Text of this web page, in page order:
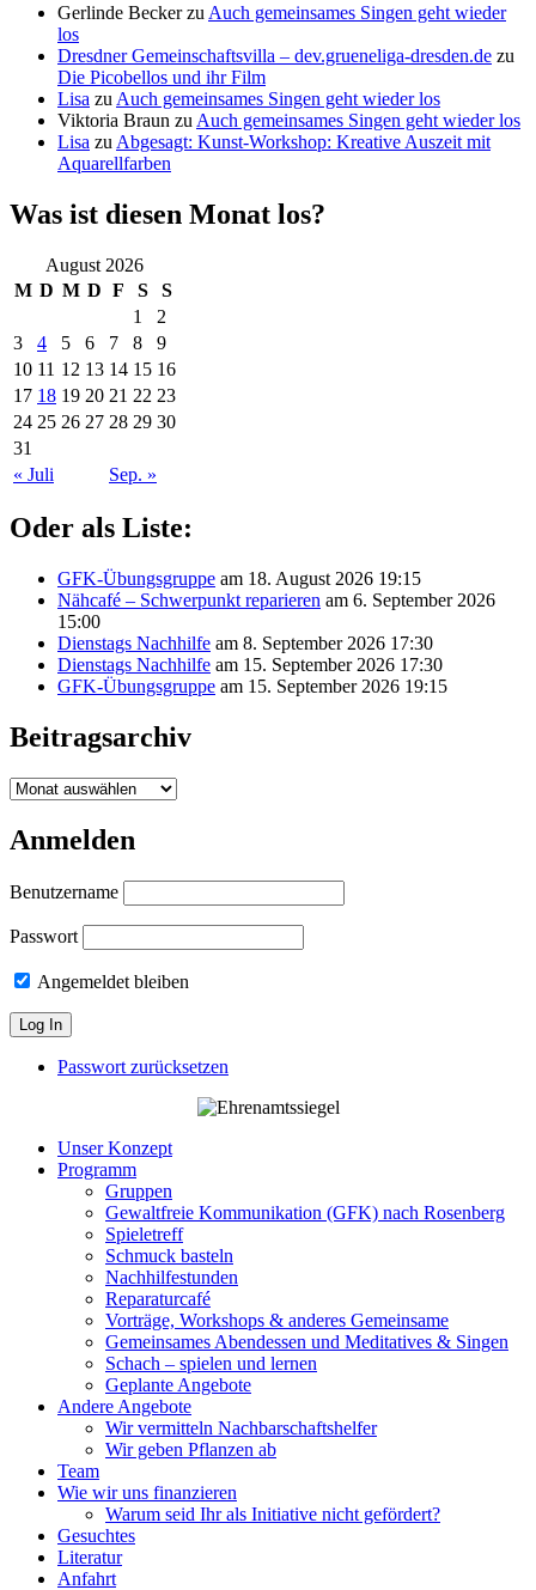
Gerlinde Beckerzu Auch gemeinsames Singen geht wieder
los
Dresdner Gemeinschaftsvilla – dev.grueneliga-dresden.de zu
Die Picobellos und ihr Film
Lisa zu Auch gemeinsames Singen geht wieder los
Viktoria Braun zu Auch gemeinsames Singen geht wieder los
Lisa zu Abgesagt: Kunst-Workshop: Kreative Auszeit mit
Aquarellfarben
Was ist diesen Monat los?
August 2026
M D M D F S
S
1
2
3
4 5 6 7 8
9
10 11 12 13 14 15 16
17 18 19 20 21 22 23
24 25 26 27 28 29 30
31
« Juli
Sep. »
Oder als Liste:
GFK-Übungsgruppe am 18. August 2026 19:15
Nähcafé – Schwerpunkt reparieren am 6. September 2026
15:00
Dienstags Nachhilfe am 8. September 2026 17:30
Dienstags Nachhilfe am 15. September 2026 17:30
GFK-Übungsgruppe am 15. September 2026 19:15
Beitragsarchiv
Beitragsarchiv
Anmelden
Benutzername
Passwort
Angemeldet bleiben
Passwort zurücksetzen
Unser Konzept
Programm
Gruppen
Gewaltfreie Kommunikation (GFK) nach Rosenberg
Spieletreff
Schmuck basteln
Nachhilfestunden
Reparaturcafé
Vorträge, Workshops & anderes Gemeinsame
Gemeinsames Abendessen und Meditatives & Singen
Schach – spielen und lernen
Geplante Angebote
Andere Angebote
Wir vermitteln Nachbarschaftshelfer
Wir geben Pflanzen ab
Team
Wie wir uns finanzieren
Warum seid Ihr als Initiative nicht gefördert?
Gesuchtes
Literatur
Anfahrt